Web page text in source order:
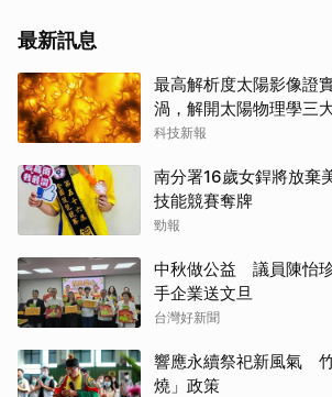
最新訊息
最高解析度太陽影像證
渦，解開太陽物理學三
科技新報
南分署16歲女銲將放棄
技能競賽奪牌
勁報
中秋做公益 議員陳怡
手企業送文旦
台灣好新聞
響應永續祭祀新風氣
燒」政策